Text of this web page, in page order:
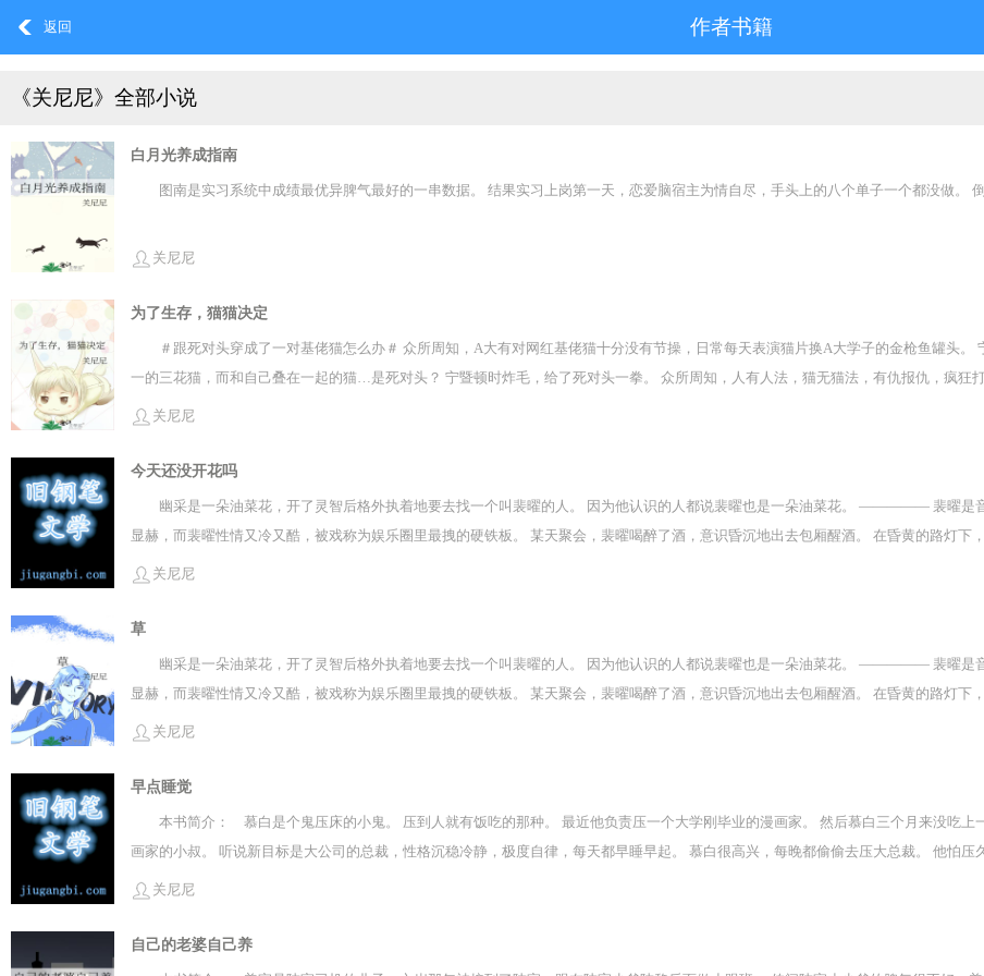
返回 作者书籍
《关尼尼》全部小说
白月光养成指南
图南是实习系统中成绩最优异脾气最好的一串数据。 结果实习上岗第一天，恋爱脑宿主为情自尽，手头上的八个单子一个都没做。
关尼尼
为了生存，猫猫决定
＃跟死对头穿成了一对基佬猫怎么办＃ 众所周知，A大有对网红基佬猫十分没有节操，日常每天表演猫片换A大学子的金枪鱼罐头
一的三花猫，而和自己叠在一起的猫…是死对头？ 宁暨顿时炸毛，给了死对头一拳。 众所周知，人有人法，猫无猫法，有仇报仇，疯狂
了，再打要秃毛了！ 宁暨和死对头充耳不闻，打得猫毛满天飞，直到小姐姐拿出金枪鱼猫罐头打开，“别打了，亲一口，我就给你们吃
——啪叽，死对头被舔了一下毛，瞬间蹿出八里地怒斥宁暨没节操 宁暨吃着罐头，翘起尾巴，又吃饱又恶心到了死对头，爽死了。 往后
在麻木中变态，看他的眼神逐渐… 直到有一天，两只基佬小猫也能穿到他俩身上，并且用他们的身体疯狂地…舔来舔去。 宁暨火速赶
人。 奈何猫微言轻，眼睁睁看着自己的身体被舔了个精光。 炸毛的宁暨疯狂叫死对头：赶紧滚过来拦一拦啊！ 已经弯掉的死对头：爽
关尼尼
今天还没开花吗
幽采是一朵油菜花，开了灵智后格外执着地要去找一个叫裴曜的人。 因为他认识的人都说裴曜也是一朵油菜花。 ————— 裴曜是
显赫，而裴曜性情又冷又酷，被戏称为娱乐圈里最拽的硬铁板。 某天聚会，裴曜喝醉了酒，意识昏沉地出去包厢醒酒。 在昏黄的路灯下
脸颊边还有个小梨涡，见了他眼睛亮晶晶，小声又礼貌问他是不是叫裴曜。 喝醉的裴曜一见到少年，便脑子和脖子都发热起来，心跳也
关尼尼
草
幽采是一朵油菜花，开了灵智后格外执着地要去找一个叫裴曜的人。 因为他认识的人都说裴曜也是一朵油菜花。 ————— 裴曜是
显赫，而裴曜性情又冷又酷，被戏称为娱乐圈里最拽的硬铁板。 某天聚会，裴曜喝醉了酒，意识昏沉地出去包厢醒酒。 在昏黄的路灯下
脸颊边还有个小梨涡，见了他眼睛亮晶晶，小声又礼貌问他是不是叫裴曜。 喝醉的裴曜一见到少年，便脑子和脖子都发热起来，心跳也
关尼尼
早点睡觉
本书简介： 慕白是个鬼压床的小鬼。 压到人就有饭吃的那种。 最近他负责压一个大学刚毕业的漫画家。 然后慕白三个月来没吃
画家的小叔。 听说新目标是大公司的总裁，性格沉稳冷静，极度自律，每天都早睡早起。 慕白很高兴，每晚都偷偷去压大总裁。 他怕
饱喝足的慕白开始消极怠工。 但大总裁每天都睡得越来越早，睡觉的时间也越来越长。 最后干脆睡一整天。 到后来，甚至开始昼夜颠
关尼尼
自己的老婆自己养